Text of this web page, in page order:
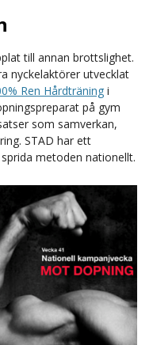
till annan brottslighet.
nyckelaktörer utvecklat
Ren Hårdträning i
på gym
som samverkan,
STAD har ett
metoden nationellt.